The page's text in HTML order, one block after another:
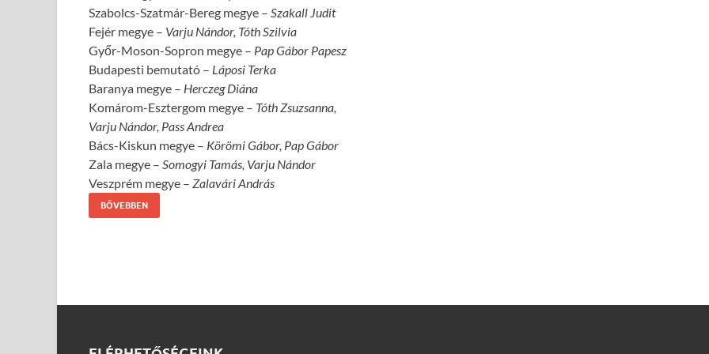
Szabolcs-Szatmár-Bereg megye – Szakall Judit
Fejér megye – Varju Nándor, Tóth Szilvia
Győr-Moson-Sopron megye – Pap Gábor Papesz
Budapesti bemutató – Láposi Terka
Baranya megye – Herczeg Diána
Komárom-Esztergom megye – Tóth Zsuzsanna,
Varju Nándor, Pass Andrea
Bács-Kiskun megye – Körömi Gábor, Pap Gábor
Zala megye – Somogyi Tamás, Varju Nándor
Veszprém megye – Zalavári András
BŐVEBBEN